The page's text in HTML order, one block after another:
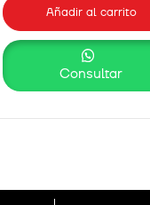
Añadir al carrito
Consultar